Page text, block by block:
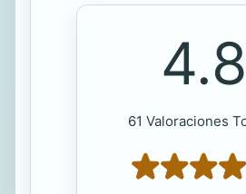
4.8
61 Valoraciones